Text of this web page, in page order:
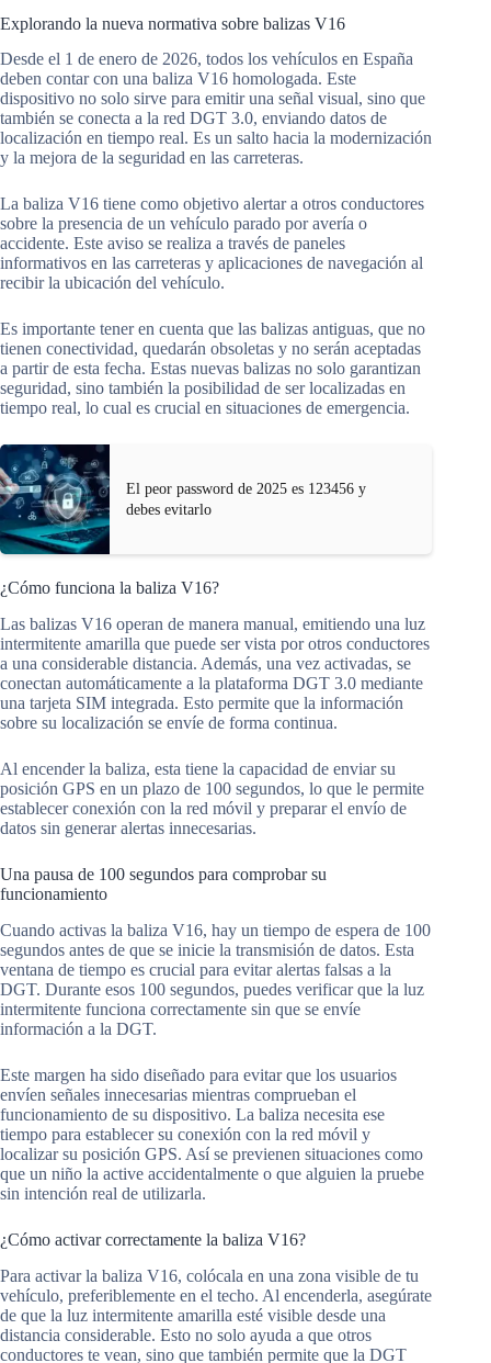
Explorando la nueva normativa sobre balizas V16
Desde el 1 de enero de 2026, todos los vehículos en España
deben contar con una baliza V16 homologada. Este
dispositivo no solo sirve para emitir una señal visual, sino que
también se conecta a la red DGT 3.0, enviando datos de
localización en tiempo real. Es un salto hacia la modernización
y la mejora de la seguridad en las carreteras.
La baliza V16 tiene como objetivo alertar a otros conductores
sobre la presencia de un vehículo parado por avería o
accidente. Este aviso se realiza a través de paneles
informativos en las carreteras y aplicaciones de navegación al
recibir la ubicación del vehículo.
Es importante tener en cuenta que las balizas antiguas, que no
tienen conectividad, quedarán obsoletas y no serán aceptadas
a partir de esta fecha. Estas nuevas balizas no solo garantizan
seguridad, sino también la posibilidad de ser localizadas en
tiempo real, lo cual es crucial en situaciones de emergencia.
El peor password de 2025 es 123456 y
debes evitarlo
¿Cómo funciona la baliza V16?
Las balizas V16 operan de manera manual, emitiendo una luz
intermitente amarilla que puede ser vista por otros conductores
a una considerable distancia. Además, una vez activadas, se
conectan automáticamente a la plataforma DGT 3.0 mediante
una tarjeta SIM integrada. Esto permite que la información
sobre su localización se envíe de forma continua.
Al encender la baliza, esta tiene la capacidad de enviar su
posición GPS en un plazo de 100 segundos, lo que le permite
establecer conexión con la red móvil y preparar el envío de
datos sin generar alertas innecesarias.
Una pausa de 100 segundos para comprobar su
funcionamiento
Cuando activas la baliza V16, hay un tiempo de espera de 100
segundos antes de que se inicie la transmisión de datos. Esta
ventana de tiempo es crucial para evitar alertas falsas a la
DGT. Durante esos 100 segundos, puedes verificar que la luz
intermitente funciona correctamente sin que se envíe
información a la DGT.
Este margen ha sido diseñado para evitar que los usuarios
envíen señales innecesarias mientras comprueban el
funcionamiento de su dispositivo. La baliza necesita ese
tiempo para establecer su conexión con la red móvil y
localizar su posición GPS. Así se previenen situaciones como
que un niño la active accidentalmente o que alguien la pruebe
sin intención real de utilizarla.
¿Cómo activar correctamente la baliza V16?
Para activar la baliza V16, colócala en una zona visible de tu
vehículo, preferiblemente en el techo. Al encenderla, asegúrate
de que la luz intermitente amarilla esté visible desde una
distancia considerable. Esto no solo ayuda a que otros
conductores te vean, sino que también permite que la DGT